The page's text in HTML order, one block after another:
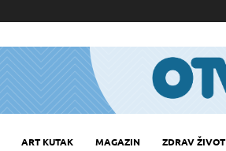
ART KUTAK MAGAZIN ZDRAV ŽIVOT